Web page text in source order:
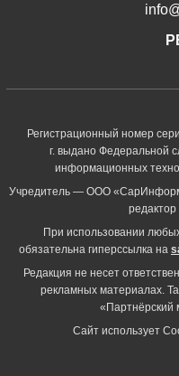
Регистрационный номер
г. выдано Федеральной
информационных
Учредитель — ООО
При использовании
обязательна гиперссылка на
Редакция не несет
рекламных материалах.
«Партнёрский
Сайт использует